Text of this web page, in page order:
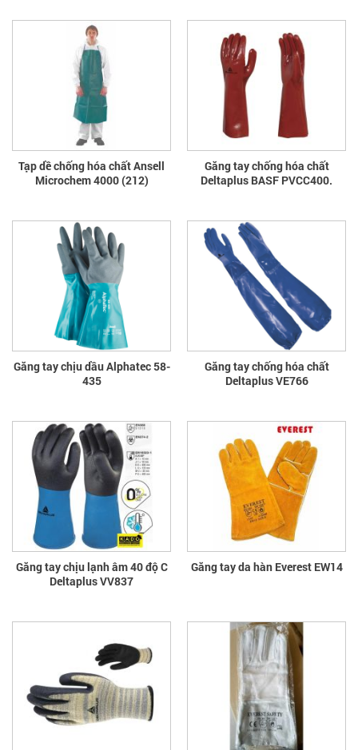
Tạp dề chống hóa chất Ansell
Microchem 4000 (212)
Găng tay chống hóa chất
Deltaplus BASF PVCC400.
Găng tay chịu dầu Alphatec 58-
435
Găng tay chống hóa chất
Deltaplus VE766
Găng tay chịu lạnh âm 40 độ C
Deltaplus VV837
Găng tay da hàn Everest EW14